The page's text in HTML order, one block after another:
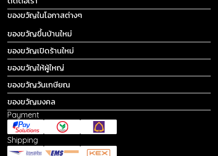
ของขวัญในโอกาสต่างๆ
ของขวัญขึ้นบ้านใหม่
ของขวัญเปิดร้านใหม่
ของขวัญให้ผู้ใหญ่
ของขวัญวันเกษียณ
ของขวัญมงคล
Payment
Shipping